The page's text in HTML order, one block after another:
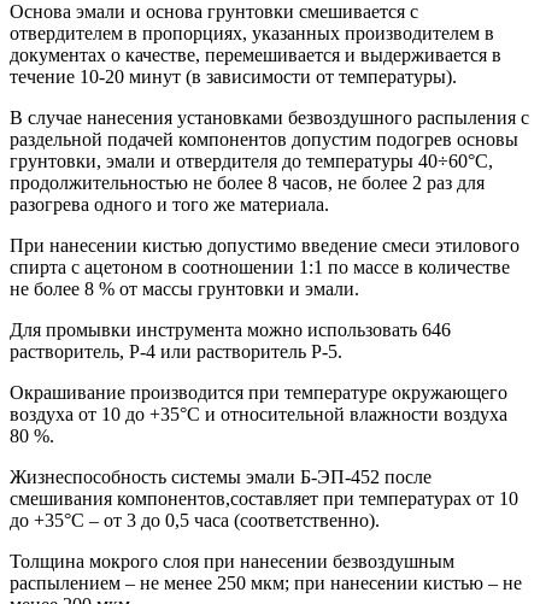
Основа эмали и основа грунтовки смешивается с
отвердителем в пропорциях, указанных производителем в
документах о качестве, перемешивается и выдерживается в
течение 10-20 минут (в зависимости от температуры).
В случае нанесения установками безвоздушного распыления с
раздельной подачей компонентов допустим подогрев основы
грунтовки, эмали и отвердителя до температуры 40÷60°С,
продолжительностью не более 8 часов, не более 2 раз для
разогрева одного и того же материала.
При нанесении кистью допустимо введение смеси этилового
спирта с ацетоном в соотношении 1:1 по массе в количестве
не более 8 % от массы грунтовки и эмали.
Для промывки инструмента можно использовать 646
растворитель, Р-4 или растворитель Р-5.
Окрашивание производится при температуре окружающего
воздуха от 10 до +35°С и относительной влажности воздуха
80 %.
Жизнеспособность системы эмали Б-ЭП-452 после
смешивания компонентов,составляет при температурах от 10
до +35°С – от 3 до 0,5 часа (соответственно).
Толщина мокрого слоя при нанесении безвоздушным
распылением – не менее 250 мкм; при нанесении кистью – не